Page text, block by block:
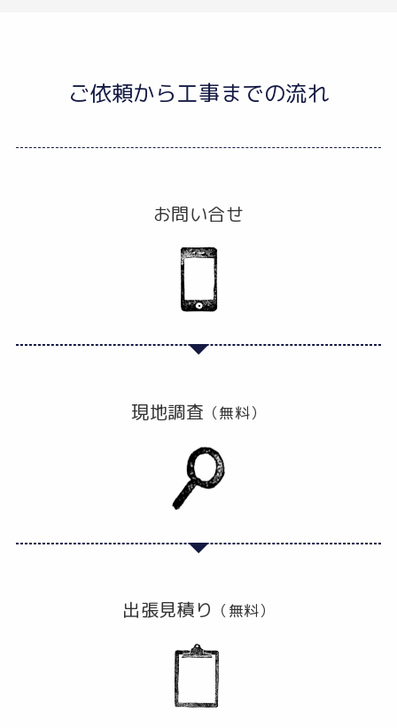
ご依頼から工事までの流れ
お問い合せ
現地調査 （無料）
出張見積り （無料）